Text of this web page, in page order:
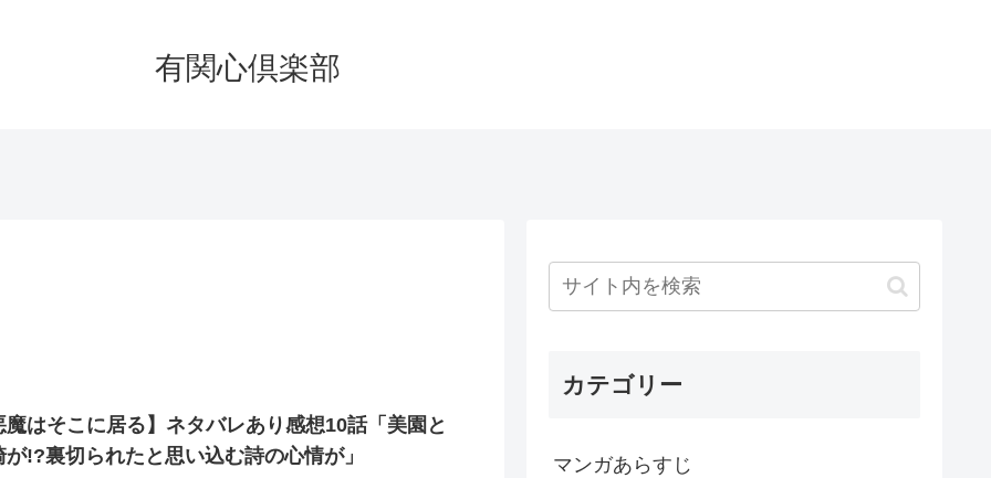
有関心倶楽部
魔はそこに居る】ネタバレあり感想10話「美園と
が!?裏切られたと思い込む詩の心情が」
カテゴリー
マンガあらすじ